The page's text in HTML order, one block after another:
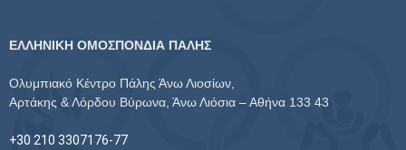
ΕΛΛΗΝΙΚΗ ΟΜΟΣΠΟΝΔΙΑ ΠΑΛΗΣ
Ολυμπιακό Κέντρο Πάλης Άνω Λιοσίων,
Αρτάκης & Λόρδου Βύρωνα, Άνω Λιόσια – Αθήνα 133 43
+30 210 3307176-77